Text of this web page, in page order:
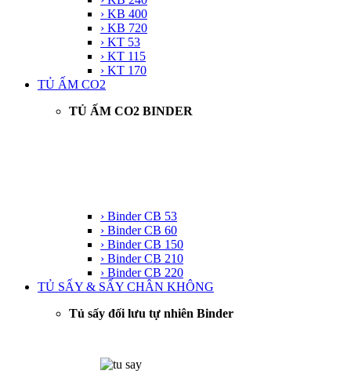
› KB 400
› KB 720
› KT 53
› KT 115
› KT 170
TỦ ẤM CO2
TỦ ẤM CO2 BINDER
› Binder CB 53
› Binder CB 60
› Binder CB 150
› Binder CB 210
› Binder CB 220
TỦ SẤY & SẤY CHÂN KHÔNG
Tủ sấy đối lưu tự nhiên Binder